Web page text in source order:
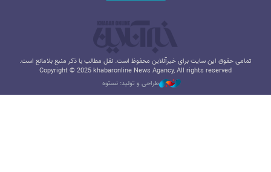
تمامی حقوق این سایت برای خبرآنلاین محفوظ است. نقل مطالب با ذکر منبع بلامانع است.
Copyright © 2025 khabaronline News Agancy, All rights reserved
طراحی و تولید: نستوه